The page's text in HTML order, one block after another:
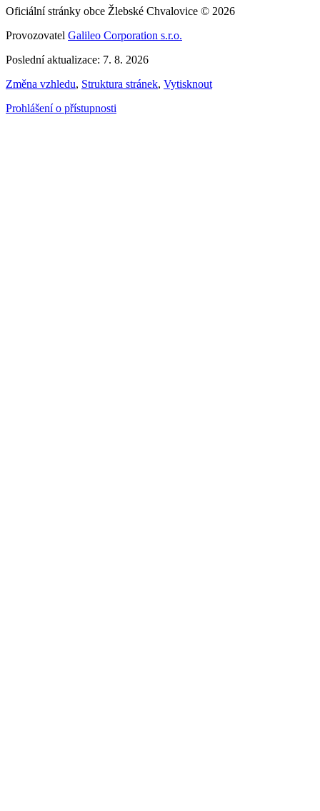
Oficiální stránky obce Žlebské Chvalovice © 2026
Provozovatel Galileo Corporation s.r.o.
Poslední aktualizace: 7. 8. 2026
Změna vzhledu, Struktura stránek, Vytisknout
Prohlášení o přístupnosti